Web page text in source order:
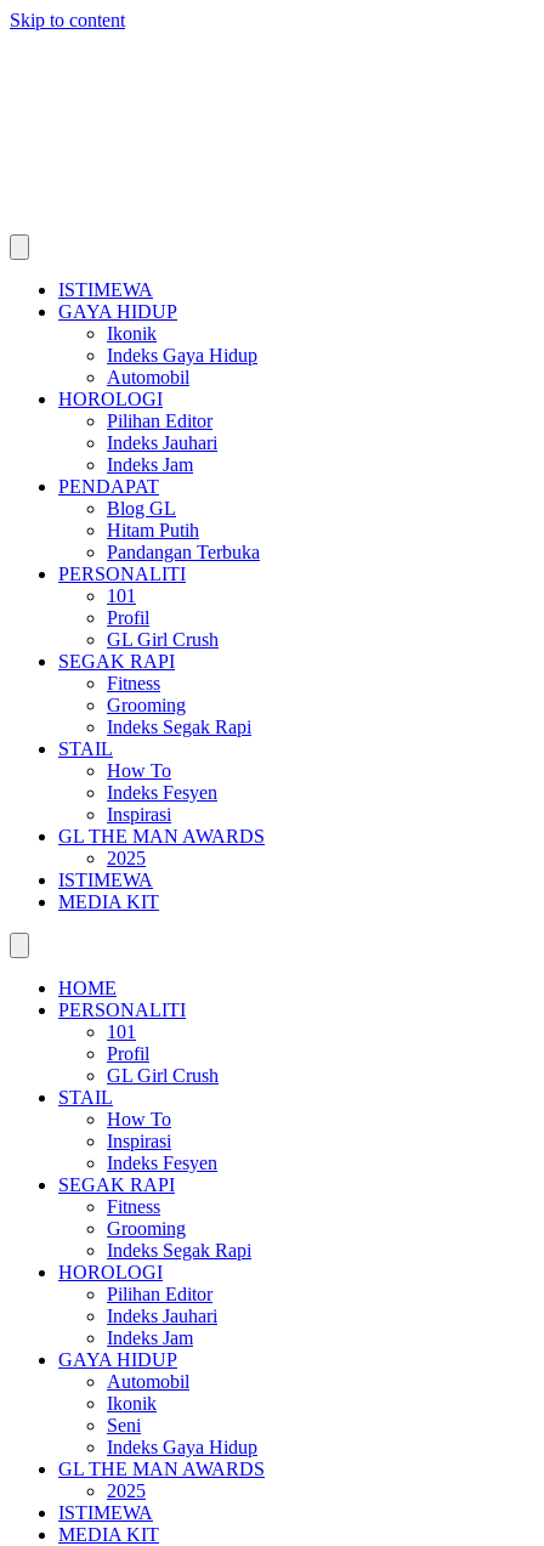
Skip to content
ISTIMEWA
GAYA HIDUP
Ikonik
Indeks Gaya Hidup
Automobil
HOROLOGI
Pilihan Editor
Indeks Jauhari
Indeks Jam
PENDAPAT
Blog GL
Hitam Putih
Pandangan Terbuka
PERSONALITI
101
Profil
GL Girl Crush
SEGAK RAPI
Fitness
Grooming
Indeks Segak Rapi
STAIL
How To
Indeks Fesyen
Inspirasi
GL THE MAN AWARDS
2025
ISTIMEWA
MEDIA KIT
HOME
PERSONALITI
101
Profil
GL Girl Crush
STAIL
How To
Inspirasi
Indeks Fesyen
SEGAK RAPI
Fitness
Grooming
Indeks Segak Rapi
HOROLOGI
Pilihan Editor
Indeks Jauhari
Indeks Jam
GAYA HIDUP
Automobil
Ikonik
Seni
Indeks Gaya Hidup
GL THE MAN AWARDS
2025
ISTIMEWA
MEDIA KIT